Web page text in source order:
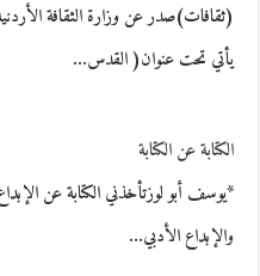
(ثقافات)صدر عن وزارة الثقافة
يأتي تحت عنوان( القدس…
الكتابة عن الكتابة
*يوسف أبو لوزتأخذني الكتابة عن
والإبداع الأدبي…